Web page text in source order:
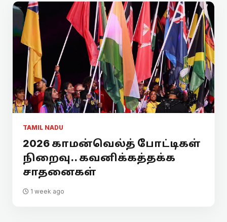
TAMIL NADU
2026 காமன்வெல்த் போட்டிகள்
நிறைவு.. கவனிக்கத்தக்க
சாதனைகள்
1 week ago